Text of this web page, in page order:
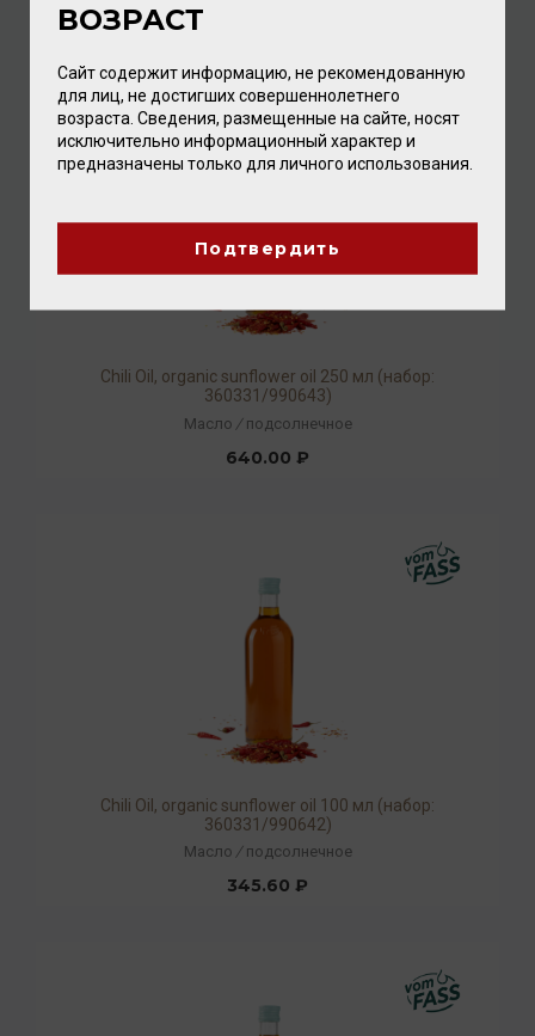
Chili Oil, organic sunflower oil 250 мл (набор:
360331/990643)
Масло / подсолнечное
640.00 ₽
Chili Oil, organic sunflower oil 100 мл (набор:
360331/990642)
Масло / подсолнечное
345.60 ₽
ВОЗРАСТ
Сайт содержит информацию, не рекомендованную
для лиц, не достигших совершеннолетнего
возраста. Сведения, размещенные на сайте, носят
исключительно информационный характер и
предназначены только для личного использования.
Подтвердить